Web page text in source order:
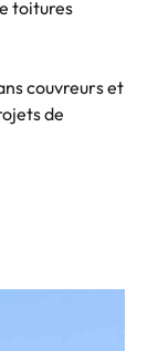
toitures
couvreurs et
de